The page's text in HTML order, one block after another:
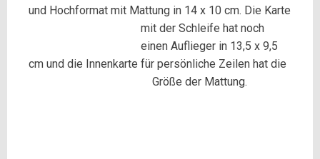
und Hochformat mit Mattung in 14 x 10 cm. Die Karte
mit der Schleife hat noch
einen Auflieger in 13,5 x 9,5
cm und die Innenkarte für persönliche Zeilen hat die
Größe der Mattung.